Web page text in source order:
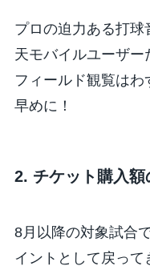
プロの迫力ある打
天モバイルユーザー
フィールド観覧はわ
早めに！
2. チケット購入
8月以降の対象試合
イントとして戻って